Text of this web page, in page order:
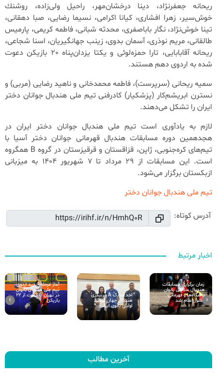
ریحانه جعفرنژاد، دینا درخشان‌مهر، راحیل ولی‌زاده، روشنك
خوش‌سیر، زهرا افشاری، كیانا اكرامی، نسیما رضایی، صبا دهقانی،
تینا خوش‌نژاد، نگار باباصفری، محدثه شبانی، فاطمه کریمی، پارمیس
طالقانی، مریم نوذری، آسمان بدوی، زینب جهانگیریان، اسنا شجاعی،
ریحانه آقابابایی، تارا حمزه‌لوئی و یكتا یزدان‌پناه 20 بازیکن دعوت
شده به اردوی دهم هستند.
سمیه ریحانی (سرپرست)، فاطمه محمدخانی و ناهید رضایی (مربی) و
نسترن ابریشم‌كار (پزشكیار) کادرفنی تیم ملی هندبال جوانان دختر
ایران را تشکل می‌دهند.
لازم به یادآوری است تیم ملی هندبال جوانان دختر ایران در
هجدهمین دوره مسابقات هندبال قهرمانی جوانان دختر آسیا با
تیم‌های کره‌جنوبی، ژاپن، قزاقستان و قرقیزستان در گروه B همگروه
است. این مسابقات از 29 مرداد تا 7 شهریور 1404 به میزبانی
ازبکستان برگزار می‌شود.
تیم ملی هندبال جوانان دختر
آدرس کوتاه:
اخبار مرتبط
زمان برگزاری مسابقات
هندبال ساحلی بانوان
باشگاه‌ها و قهرمانی
کشور اعلام شد
اخذ مدرک A مربیگری
هندبال جهان توسط
اولین بانوی ایرانی
آغاز مرحله جدید اردوی
تیم ملی هندبال بانوان
در تهران با دعوت از ۲۲
بازیکن
‹
›
آخرین مطالب